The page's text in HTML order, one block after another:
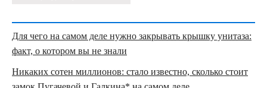
Для чего на самом деле нужно закрывать крышку унитаза:
факт, о котором вы не знали
Никаких сотен миллионов: стало известно, сколько стоит